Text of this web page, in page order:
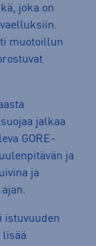
joka on
muotoillun
jalkaa
GORE-
ja
ja
istuvuuden
lisää